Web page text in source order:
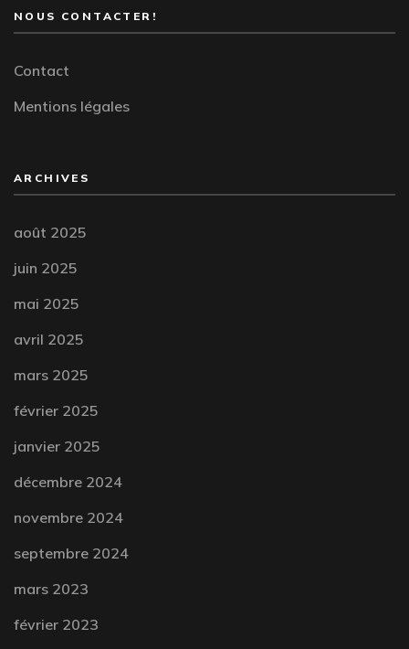
NOUS CONTACTER!
Contact
Mentions légales
ARCHIVES
août 2025
juin 2025
mai 2025
avril 2025
mars 2025
février 2025
janvier 2025
décembre 2024
novembre 2024
septembre 2024
mars 2023
février 2023